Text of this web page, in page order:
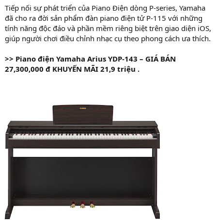
Tiếp nối sự phát triển của Piano Điện dòng P-series, Yamaha
đã cho ra đời sản phẩm đàn piano điện tử P-115 với những
tính năng độc đáo và phần mềm riêng biệt trên giao diện iOS,
giúp người chơi điều chỉnh nhạc cụ theo phong cách ưa thích.
>> Piano điện Yamaha Arius YDP-143 – GIÁ BÁN
27,300,000 đ KHUYẾN MÃI 21,9 triệu .